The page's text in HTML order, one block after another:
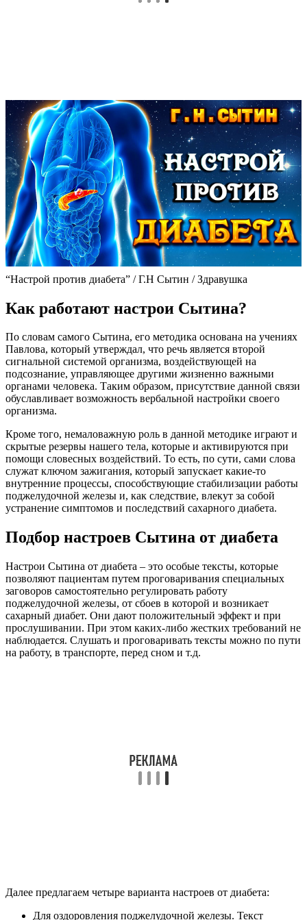
“Настрой против диабета” / Г.Н Сытин / Здравушка
Как работают настрои Сытина?
По словам самого Сытина, его методика основана на учениях
Павлова, который утверждал, что речь является второй
сигнальной системой организма, воздействующей на
подсознание, управляющее другими жизненно важными
органами человека. Таким образом, присутствие данной связи
обуславливает возможность вербальной настройки своего
организма.
Кроме того, немаловажную роль в данной методике играют и
скрытые резервы нашего тела, которые и активируются при
помощи словесных воздействий. То есть, по сути, сами слова
служат ключом зажигания, который запускает какие-то
внутренние процессы, способствующие стабилизации работы
поджелудочной железы и, как следствие, влекут за собой
устранение симптомов и последствий сахарного диабета.
Подбор настроев Сытина от диабета
Настрои Сытина от диабета – это особые тексты, которые
позволяют пациентам путем проговаривания специальных
заговоров самостоятельно регулировать работу
поджелудочной железы, от сбоев в которой и возникает
сахарный диабет. Они дают положительный эффект и при
прослушивании. При этом каких-либо жестких требований не
наблюдается. Слушать и проговаривать тексты можно по пути
на работу, в транспорте, перед сном и т.д.
Далее предлагаем четыре варианта настроев от диабета:
Для оздоровления поджелудочной железы. Текст